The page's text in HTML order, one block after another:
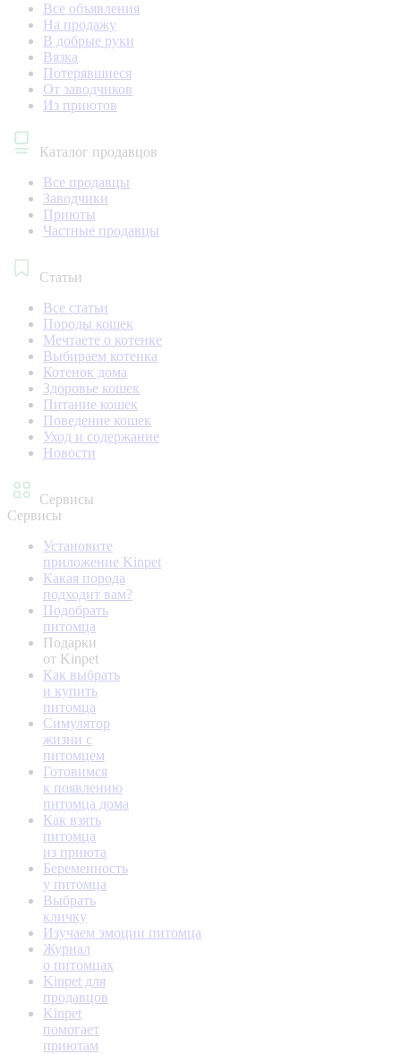
Все объявления
На продажу
В добрые руки
Вязка
Потерявшиеся
От заводчиков
Из приютов
Каталог продавцов
Все продавцы
Заводчики
Приюты
Частные продавцы
Статьи
Все статьи
Породы кошек
Мечтаете о котенке
Выбираем котенка
Котенок дома
Здоровье кошек
Питание кошек
Поведение кошек
Уход и содержание
Новости
Сервисы
Сервисы
Установите
приложение Kinpet
Какая порода
подходит вам?
Подобрать
питомца
Подарки
от Kinpet
Как выбрать
и купить
питомца
Симулятор
жизни с
питомцем
Готовимся
к появлению
питомца дома
Как взять
питомца
из приюта
Беременность
у питомца
Выбрать
кличку
Изучаем эмоции питомца
Журнал
о питомцах
Kinpet для
продавцов
Kinpet
помогает
приютам